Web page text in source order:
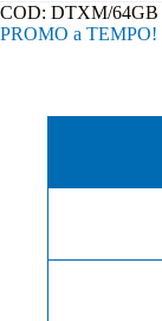
COD: DTXM/64GB
PROMO a TEMPO!